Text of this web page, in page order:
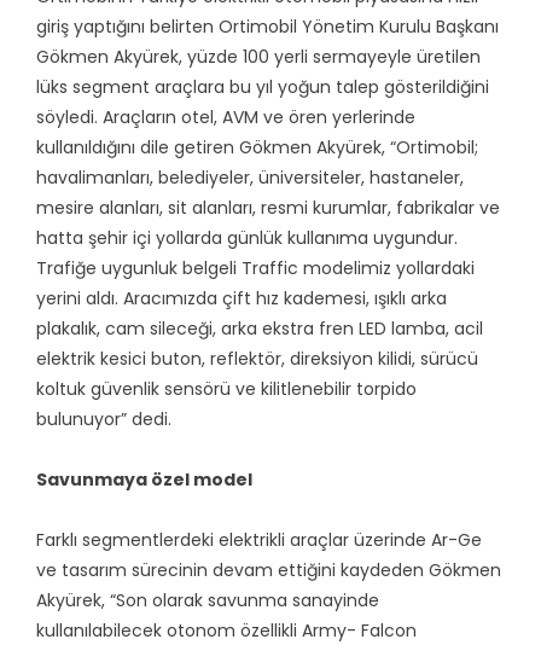
giriş yaptığını belirten Ortimobil Yönetim Kurulu Başkanı
Gökmen Akyürek, yüzde 100 yerli sermayeyle üretilen
lüks segment araçlara bu yıl yoğun talep gösterildiğini
söyledi. Araçların otel, AVM ve ören yerlerinde
kullanıldığını dile getiren Gökmen Akyürek, “Ortimobil;
havalimanları, belediyeler, üniversiteler, hastaneler,
mesire alanları, sit alanları, resmi kurumlar, fabrikalar ve
hatta şehir içi yollarda günlük kullanıma uygundur.
Trafiğe uygunluk belgeli Traffic modelimiz yollardaki
yerini aldı. Aracımızda çift hız kademesi, ışıklı arka
plakalık, cam sileceği, arka ekstra fren LED lamba, acil
elektrik kesici buton, reflektör, direksiyon kilidi, sürücü
koltuk güvenlik sensörü ve kilitlenebilir torpido
bulunuyor” dedi.
Savunmaya özel model
Farklı segmentlerdeki elektrikli araçlar üzerinde Ar-Ge
ve tasarım sürecinin devam ettiğini kaydeden Gökmen
Akyürek, “Son olarak savunma sanayinde
kullanılabilecek otonom özellikli Army- Falcon